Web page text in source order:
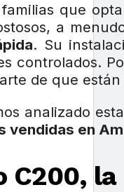
que
a
. Su
controlados.
de que
analizado
vendidas en
C200,